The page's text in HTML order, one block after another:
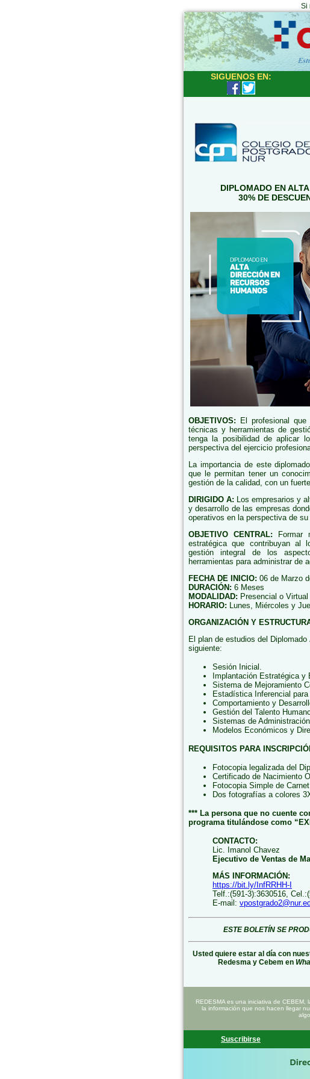
Si
SIGUENOS EN:
DIPLOMADO EN
30% DE
OBJETIVOS: El profesional
técnicas y herramientas de
tenga la posibilidad de aplicar
perspectiva del ejercicio
La importancia de este
que le permitan tener un
gestión de la calidad, con un
DIRIGIDO A: Los empresarios y
y desarrollo de las empresas
operativos en la perspectiva de
OBJETIVO CENTRAL: Formar
estratégica que contribuyan al
gestión integral de los
herramientas para administrar de
FECHA DE INICIO: 06 de Marzo
DURACIÓN: 6 Meses
MODALIDAD: Presencial o Virtual
HORARIO: Lunes, Miércoles y
ORGANIZACIÓN Y
El plan de estudios del Diplomado
siguiente:
Sesión Inicial.
Implantación Estratégica y
Sistema de Mejoramiento
Estadística Inferencial
Comportamiento y
Gestión del Talento
Sistemas de
Modelos Económicos y
REQUISITOS PARA
Fotocopia legalizada del
Certificado de Nacimiento
Fotocopia Simple de
Dos fotografías a colores
*** La persona que no cuente
programa titulándose como
CONTACTO:
Lic. Imanol Chavez
Ejecutivo de Ventas de
MÁS INFORMACIÓN:
https://bit.ly/InfRRHH-I
Telf.:(591-3):3630516,
E-mail:
ESTE BOLETÍN SE
Usted quiere estar al día con
Redesma y Cebem en
REDESMA es una iniciativa de
la información que nos hacen llegar
Suscribirse